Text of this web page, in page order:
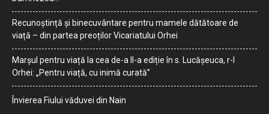
Recunoștință și binecuvântare pentru mamele dătătoare de
viață – din partea preoților Vicariatului Orhei
Marșul pentru viață la cea de-a II-a ediție în s. Lucășeuca, r-l
Orhei: „Pentru viață, cu inimă curată”
Învierea Fiului văduvei din Nain